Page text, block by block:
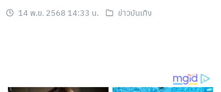
14 พ.ย. 2568 14:33 น. ข่าวบันเทิง